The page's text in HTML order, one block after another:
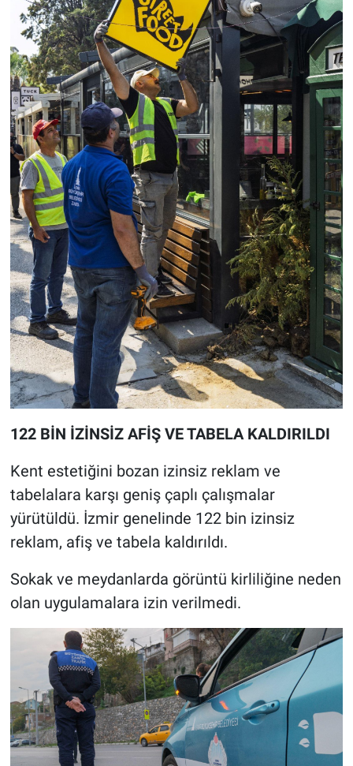
122 BİN İZİNSİZ AFİŞ VE TABELA KALDIRILDI
Kent estetiğini bozan izinsiz reklam ve
tabelalara karşı geniş çaplı çalışmalar
yürütüldü. İzmir genelinde 122 bin izinsiz
reklam, afiş ve tabela kaldırıldı.
Sokak ve meydanlarda görüntü kirliliğine neden
olan uygulamalara izin verilmedi.